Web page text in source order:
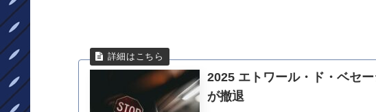
2025 エトワール・ド・ベセ
が撤退